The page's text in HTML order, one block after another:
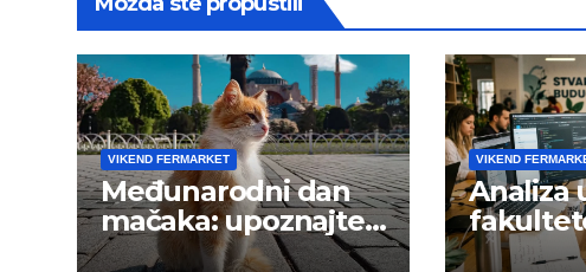
VIKEND FERMARKET
Međunarodni dan
mačaka: upoznajte
istanbulske mace
VIKEND
Analiza
tržišta